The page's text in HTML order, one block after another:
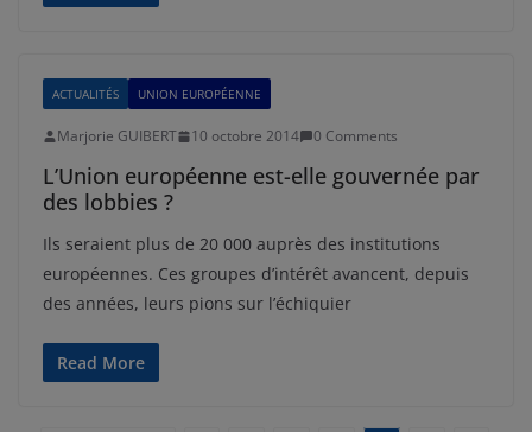
ACTUALITÉS UNION EUROPÉENNE
Marjorie GUIBERT 10 octobre 2014 0 Comments
L’Union européenne est-elle gouvernée par
des lobbies ?
Ils seraient plus de 20 000 auprès des institutions
européennes. Ces groupes d’intérêt avancent, depuis
des années, leurs pions sur l’échiquier
Read More